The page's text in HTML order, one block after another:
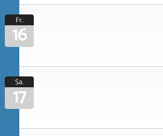
Fr.
16
Sa.
17